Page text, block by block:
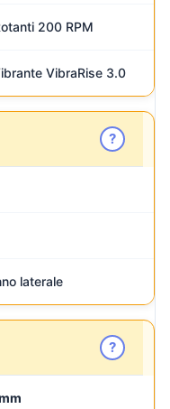
200 RPM
VibraRise 3.0
?
laterale
?